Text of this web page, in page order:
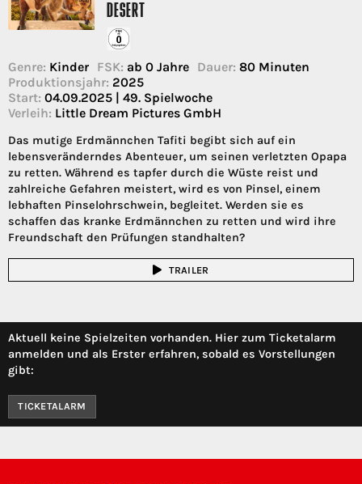
DESERT
Genre: Kinder FSK: ab 0 Jahre Dauer: 80 Minuten
Produktionsjahr: 2025
Start: 04.09.2025 | 49. Spielwoche
Verleih: Little Dream Pictures GmbH
Das mutige Erdmännchen Tafiti begibt sich auf ein
lebensveränderndes Abenteuer, um seinen verletzten Opapa
zu retten. Während es tapfer durch die Wüste reist und
zahlreiche Gefahren meistert, wird es von Pinsel, einem
lebhaften Pinselohrschwein, begleitet. Werden sie es
schaffen das kranke Erdmännchen zu retten und wird ihre
Freundschaft den Prüfungen standhalten?
TRAILER
Aktuell keine Spielzeiten vorhanden. Hier zum Ticketalarm
anmelden und als Erster erfahren, sobald es Vorstellungen
gibt:
TICKETALARM